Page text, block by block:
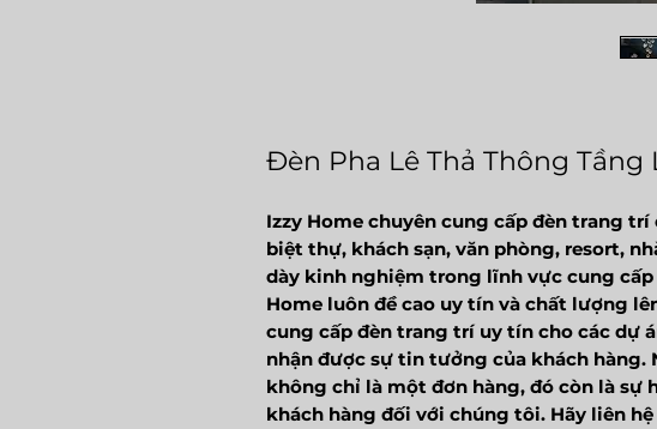
Đèn Pha Lê Thả Thông Tầng
Izzy Home chuyên cung cấp đèn trang
biệt thự, khách sạn, văn phòng, resort,
dày kinh nghiệm trong lĩnh vực cung
Home luôn đề cao uy tín và chất lượng
cung cấp đèn trang trí uy tín cho các dự
nhận được sự tin tưởng của khách
không chỉ là một đơn hàng, đó còn là sự
khách hàng đối với chúng tôi. Hãy liên